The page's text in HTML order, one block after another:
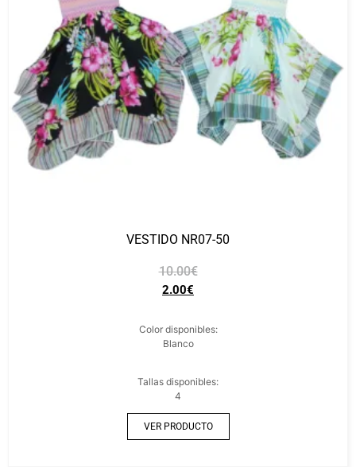
VESTIDO NR07-50
10.00€
2.00€
Color disponibles:
Blanco
Tallas disponibles:
4
VER PRODUCTO